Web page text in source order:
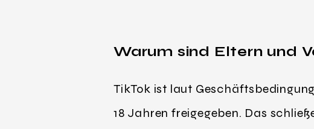
Warum sind Eltern und
TikTok ist laut
18 Jahren freigegeben. Das